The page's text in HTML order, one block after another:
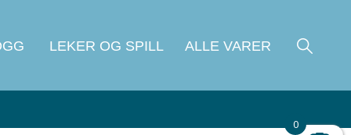
LEKER OG SPILL ALLE VARER
0